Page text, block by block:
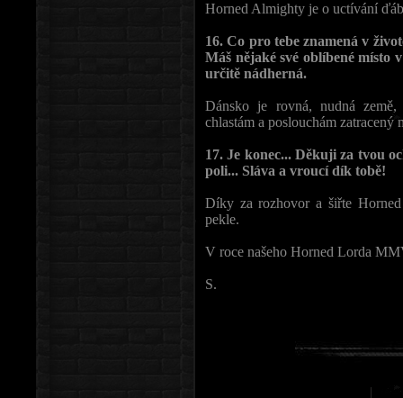
Horned Almighty je o uctívání
16. Co pro tebe znamená v
Máš nějaké své oblíbené
určitě nádherná.
Dánsko je rovná, nudná
chlastám a poslouchám zatracený
17. Je konec... Děkuji za tvou
poli... Sláva a vroucí dík tobě!
Díky za rozhovor a šiřte
pekle.
V roce našeho Horned Lorda
S.